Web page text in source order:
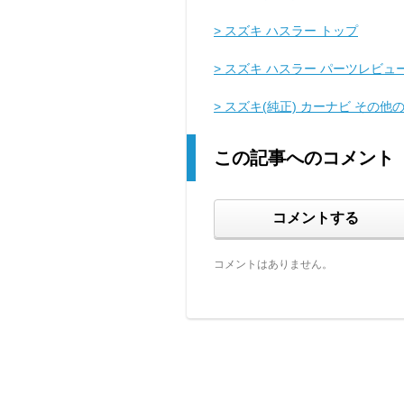
> スズキ ハスラー トップ
> スズキ ハスラー パーツレビュ
> スズキ(純正) カーナビ その他
この記事へのコメント
コメントする
コメントはありません。